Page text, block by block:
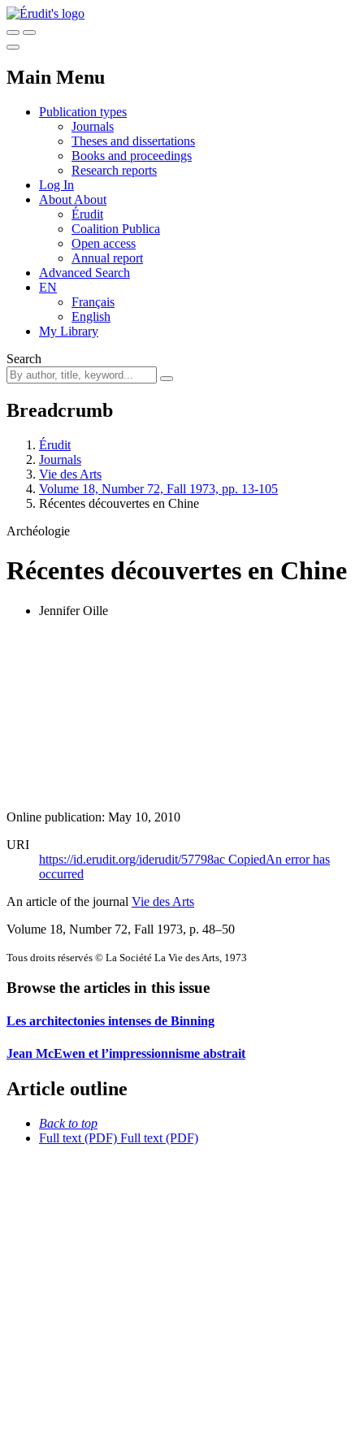
Main Menu
Publication types
Journals
Theses and dissertations
Books and proceedings
Research reports
Log In
About About
Érudit
Coalition Publica
Open access
Annual report
Advanced Search
EN
Français
English
My Library
Search
Breadcrumb
Érudit
Journals
Vie des Arts
Volume 18, Number 72, Fall 1973, pp. 13-105
Récentes découvertes en Chine
Archéologie
Récentes découvertes en Chine
Jennifer Oille
Online publication: May 10, 2010
URI
https://id.erudit.org/iderudit/57798ac CopiedAn error has
occurred
An article of the journal Vie des Arts
Volume 18, Number 72, Fall 1973, p. 48–50
Tous droits réservés © La Société La Vie des Arts, 1973
Browse the articles in this issue
Les architectonies intenses de Binning
Jean McEwen et l’impressionnisme abstrait
Article outline
Back to top
Full text (PDF) Full text (PDF)